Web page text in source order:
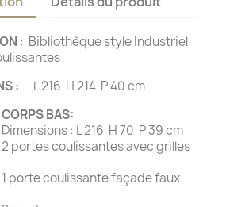
: Bibliothèque style Industriel
: L 216 H 214 P 40 cm
CORPS BAS:
: L 216 H 70 P 39 cm
coulissantes avec grilles
façade faux